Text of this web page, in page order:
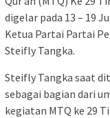
digelar pada 13 – 19
Ketua Partai Partai
Steifly Tangka.
Steifly Tangka saat
sebagai bagian dari
kegiatan MTQ ke 29